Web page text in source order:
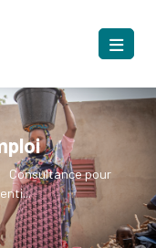
Consultance pour